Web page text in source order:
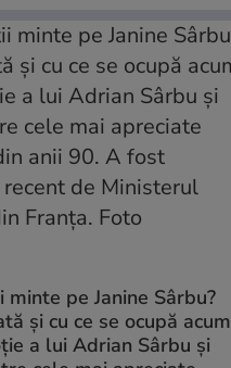
minte pe Janine Sârbu?
și cu ce se ocupă acum
a lui Adrian Sârbu și